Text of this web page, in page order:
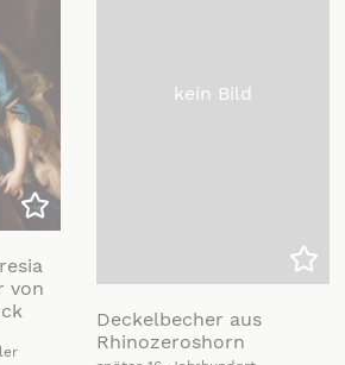
kein Bild
Zu
Deckelbecher aus
Rhinozeroshorn
Zu meiner Liste hinzufügen
von